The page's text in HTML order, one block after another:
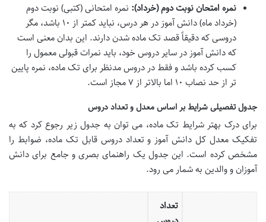
نمره امتحان نوبت دوم (خرداد): نمره امتحانی (کتبی) نوبت دوم
(خرداد ماه) دانش آموز در هر درس، نباید کمتر از ۱۰ باشد، مگر
دروسی که دقیقاً قصد تک ماده شدن دارند. این بدان معنی است
که دانش آموز در سایر دروس خود، باید نمرات قبولی معمول را
کسب کرده باشد و فقط در دروس مدنظر برای تک ماده، نمره پایین
تر از حد نصاب ۱۰ اما بالاتر از ۷ مجاز است.
جدول تفصیلی شرایط بر اساس معدل و تعداد دروس
برای درک بهتر شرایط تک ماده، می توان به جدول زیر رجوع کرد که به
تفکیک معدل کل دانش آموز و تعداد دروس قابل تک ماده، ضوابط را
مشخص کرده است. این جدول یک راهنمای بصری و جامع برای دانش
آموزان و والدین به شمار می رود.
تعداد